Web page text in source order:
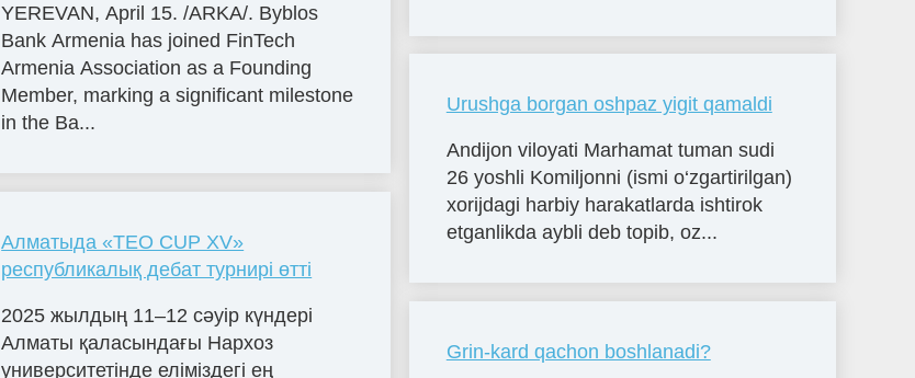
YEREVAN, April 15. /ARKA/. Byblos
Bank Armenia has joined FinTech
Armenia Association as a Founding
Member, marking a significant milestone
in the Ba...
Алматыда «TEO CUP XV»
республикалық дебат турнирі өтті
2025 жылдың 11–12 сәуір күндері
Алматы қаласындағы Нархоз
университетінде еліміздегі ең
Urushga borgan oshpaz yigit qamaldi
Andijon viloyati Marhamat tuman sudi
26 yoshli Komiljonni (ismi o‘zgartirilgan)
xorijdagi harbiy harakatlarda ishtirok
etganlikda aybli deb topib, oz...
Grin-kard qachon boshlanadi?